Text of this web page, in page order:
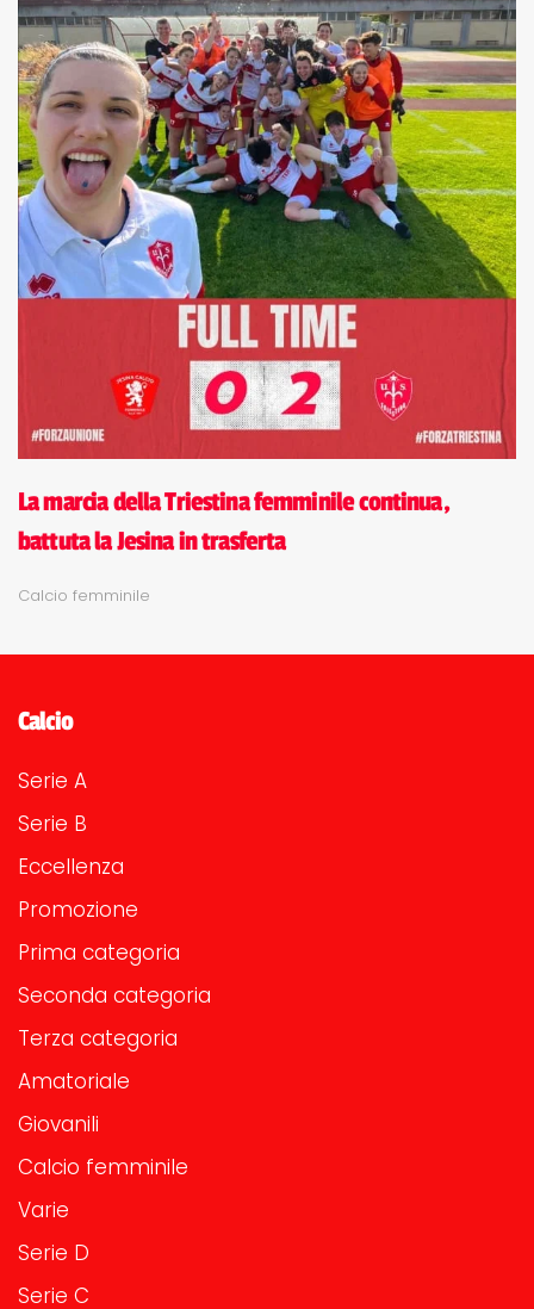
La marcia della Triestina femminile continua,
battuta la Jesina in trasferta
Calcio femminile
Calcio
Serie A
Serie B
Eccellenza
Promozione
Prima categoria
Seconda categoria
Terza categoria
Amatoriale
Giovanili
Calcio femminile
Varie
Serie D
Serie C